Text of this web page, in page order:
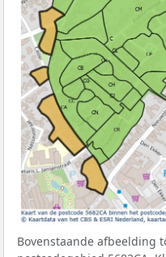
Bovenstaande afbeelding